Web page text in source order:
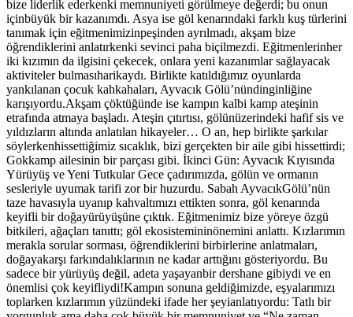
bize liderlik ederkenki memnuniyeti görülmeye değerdi; bu onun
içinbüyük bir kazanımdı. Asya ise göl kenarındaki farklı kuş türlerini
tanımak için eğitmenimizinpeşinden ayrılmadı, akşam bize
öğrendiklerini anlatırkenki sevinci paha biçilmezdi. Eğitmenlerinher
iki kızımın da ilgisini çekecek, onlara yeni kazanımlar sağlayacak
aktiviteler bulmasıharikaydı. Birlikte katıldığımız oyunlarda
yankılanan çocuk kahkahaları, Ayvacık Gölü’nündinginliğine
karışıyordu.Akşam çöktüğünde ise kampın kalbi kamp ateşinin
etrafında atmaya başladı. Ateşin çıtırtısı, gölünüzerindeki hafif sis ve
yıldızların altında anlatılan hikayeler… O an, hep birlikte şarkılar
söylerkenhissettiğimiz sıcaklık, bizi gerçekten bir aile gibi hissettirdi;
Gokkamp ailesinin bir parçası gibi. İkinci Gün: Ayvacık Kıyısında
Yürüyüş ve Yeni Tutkular Gece çadırımızda, gölün ve ormanın
sesleriyle uyumak tarifi zor bir huzurdu. Sabah AyvacıkGölü’nün
taze havasıyla uyanıp kahvaltımızı ettikten sonra, göl kenarında
keyifli bir doğayürüyüşüne çıktık. Eğitmenimiz bize yöreye özgü
bitkileri, ağaçları tanıttı; göl ekosistemininönemini anlattı. Kızlarımın
merakla sorular sorması, öğrendiklerini birbirlerine anlatmaları,
doğayakarşı farkındalıklarının ne kadar arttığını gösteriyordu. Bu
sadece bir yürüyüş değil, adeta yaşayanbir dershane gibiydi ve en
önemlisi çok keyifliydi!Kampın sonuna geldiğimizde, eşyalarımızı
toplarken kızlarımın yüzündeki ifade her şeyianlatıyordu: Tatlı bir